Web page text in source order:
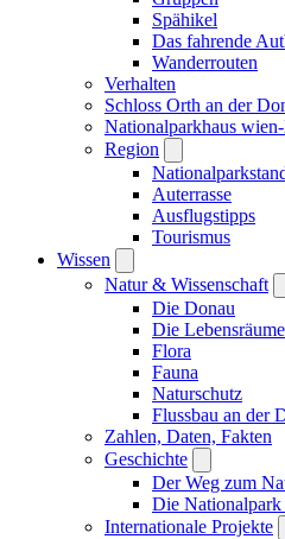
Spähikel
Das fahrende
Wanderrouten
Verhalten
Schloss Orth an der
Nationalparkhaus
Region
Auterrasse
Ausflugstipps
Tourismus
Wissen
Natur & Wissenschaft
Die Donau
Die Lebensräume
Flora
Fauna
Naturschutz
Flussbau an der
Zahlen, Daten, Fakten
Geschichte
Der Weg zum
Die
Internationale Projekte